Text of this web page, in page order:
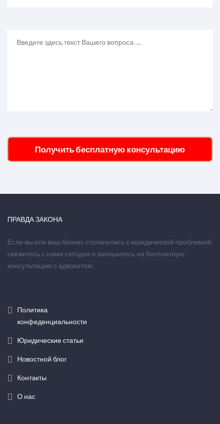
Получить бесплатную консультацию
ПРАВДА ЗАКОНА
Если вы или ваш бизнес столкнулись с юридической проблемой,
свяжитесь с нами сегодня и запишитесь на бесплатную
консультацию с адвокатом.
Политика
конфеденциальности
Юридические статьи
Новостной блог
Контакты
О нас